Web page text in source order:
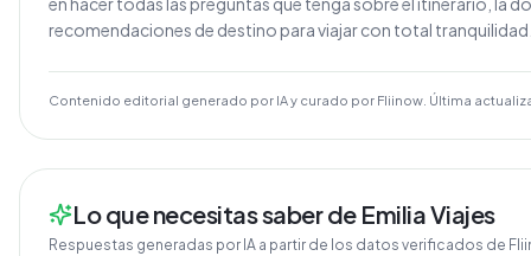
recomendaciones de destino para viajar con total
Contenido editorial generado por IA y curado por Fliinow. Última
Lo que necesitas saber de Emilia Viajes
Respuestas generadas por IA a partir de los datos verificados de